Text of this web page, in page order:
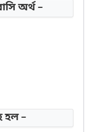
অর্থ –
হল –